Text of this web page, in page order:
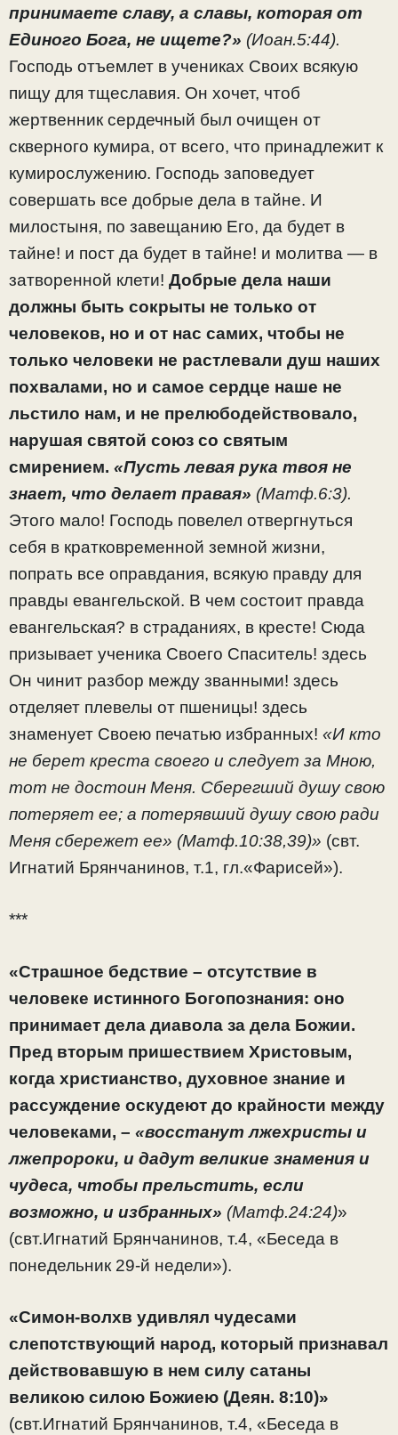
принимаете славу, а славы, которая от
Единого Бога, не ищете?» (Иоан.5:44).
Господь отъемлет в учениках Своих всякую
пищу для тщеславия. Он хочет, чтоб
жертвенник сердечный был очищен от
скверного кумира, от всего, что принадлежит к
кумирослужению. Господь заповедует
совершать все добрые дела в тайне. И
милостыня, по завещанию Его, да будет в
тайне! и пост да будет в тайне! и молитва — в
затворенной клети! Добрые дела наши
должны быть сокрыты не только от
человеков, но и от нас самих, чтобы не
только человеки не растлевали душ наших
похвалами, но и самое сердце наше не
льстило нам, и не прелюбодействовало,
нарушая святой союз со святым
смирением. «Пусть левая рука твоя не
знает, что делает правая» (Матф.6:3).
Этого мало! Господь повелел отвергнуться
себя в кратковременной земной жизни,
попрать все оправдания, всякую правду для
правды евангельской. В чем состоит правда
евангельская? в страданиях, в кресте! Сюда
призывает ученика Своего Спаситель! здесь
Он чинит разбор между званными! здесь
отделяет плевелы от пшеницы! здесь
знаменует Своею печатью избранных! «И кто
не берет креста своего и следует за Мною,
тот не достоин Меня. Сберегший душу свою
потеряет ее; а потерявший душу свою ради
Меня сбережет ее» (Матф.10:38,39)» (свт.
Игнатий Брянчанинов, т.1, гл.«Фарисей»).
***
«Страшное бедствие – отсутствие в
человеке истинного Богопознания: оно
принимает дела диавола за дела Божии.
Пред вторым пришествием Христовым,
когда христианство, духовное знание и
рассуждение оскудеют до крайности между
человеками, – «восстанут лжехристы и
лжепророки, и дадут великие знамения и
чудеса, чтобы прельстить, если
возможно, и избранных» (Матф.24:24)»
(свт.Игнатий Брянчанинов, т.4, «Беседа в
понедельник 29-й недели»).
«Симон-волхв удивлял чудесами
слепотствующий народ, который признавал
действовавшую в нем силу сатаны
великою силою Божиею (Деян. 8:10)»
(свт.Игнатий Брянчанинов, т.4, «Беседа в